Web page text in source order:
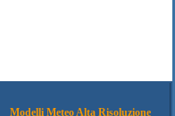
Modelli Meteo Alta Risoluzione